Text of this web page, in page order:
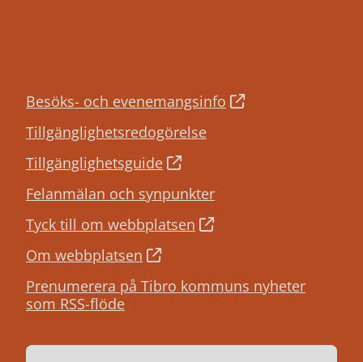
Besöks- och evenemangsinfo
Tillgänglighetsredogörelse
Tillgänglighetsguide
Felanmälan och synpunkter
Tyck till om webbplatsen
Om webbplatsen
Prenumerera på Tibro kommuns nyheter
som RSS-flöde